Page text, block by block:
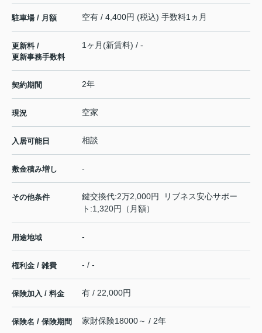
駐車場 / 月額 空有 / 4,400円 (税込) 手数料1ヵ月
更新料 /
更新事務手数料
1ヶ月(新賃料) / -
契約期間 2年
現況 空家
入居可能日 相談
敷金積み増し -
その他条件
鍵交換代:2万2,000円 リブネス安心サポー
ト:1,320円（月額）
用途地域 -
権利金 / 雑費 - / -
保険加入 / 料金 有 / 22,000円
保険名 / 保険期間 家財保険18000～ / 2年